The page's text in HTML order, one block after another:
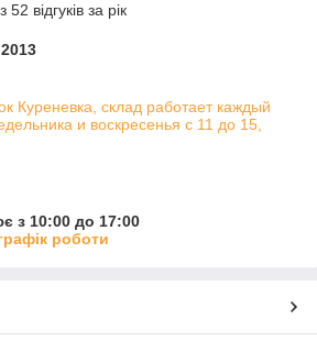
відгуків за рік
Куреневка, склад работает каждый
и воскресенья с 11 до 15,
з 10:00 до 17:00
роботи